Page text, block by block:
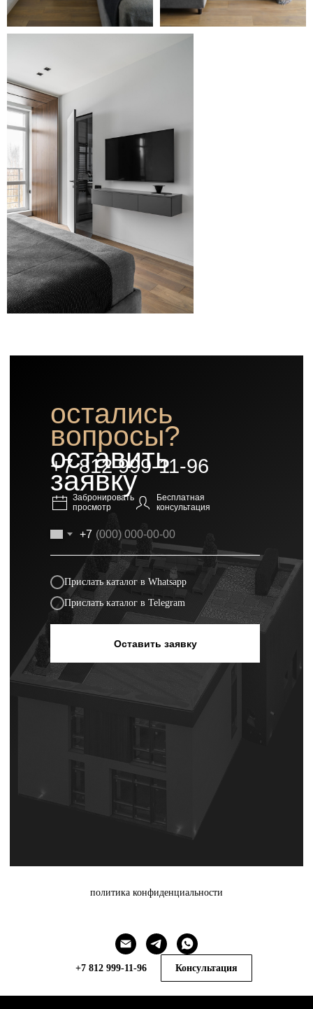
остались
вопросы?
оставить
заявку
Бесплатная
консультация
Забронировать
просмотр
+7
Прислать каталог в Whatsapp
Прислать каталог в Telegram
Оставить заявку
+7 812 999-11-96
политика конфиденциальности
+7 812 999-11-96 Консультация